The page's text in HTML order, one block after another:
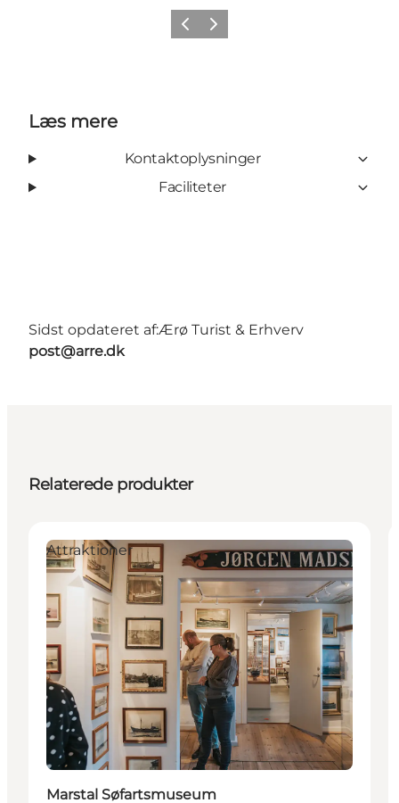
ForrigeNæste
Læs mere
Kontaktoplysninger
Faciliteter
Sidst opdateret af:Ærø Turist & Erhverv
post@arre.dk
Relaterede produkter
Attraktioner
Marstal Søfartsmuseum